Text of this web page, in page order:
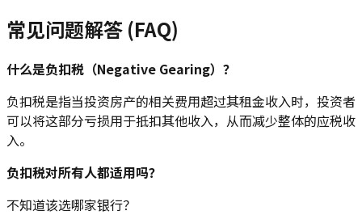
常见问题解答 (FAQ)
什么是负扣税（Negative Gearing）？
负扣税是指当投资房产的相关费用超过其租金收入时，投资者
可以将这部分亏损用于抵扣其他收入，从而减少整体的应税收
入。
负扣税对所有人都适用吗？
不知道该选哪家银行？